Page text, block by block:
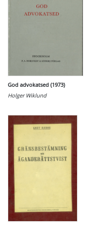
God advokatsed (1973)
Holger Wiklund